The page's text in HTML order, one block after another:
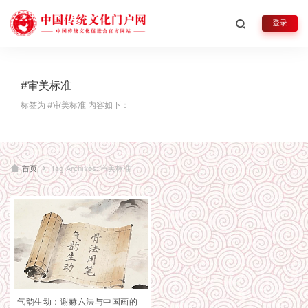
登录
#审美标准
标签为 #审美标准 内容如下：
首页 Tag Archives: 审美标准
气韵生动：谢赫六法与中国画的